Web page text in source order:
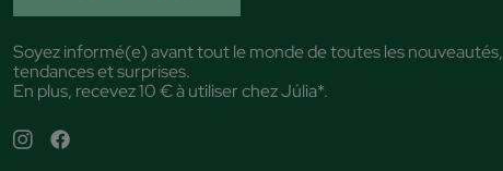
Soyez informé(e) avant tout le monde de toutes les nouveautés,
tendances et surprises.
En plus, recevez 10 € à utiliser chez Júlia*.